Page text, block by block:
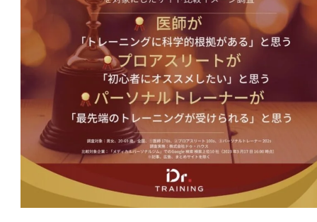
お客様の声
MEDIA
メディア
FAQ
よくあるご質問